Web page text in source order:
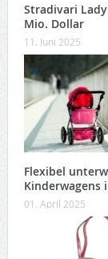
Stradivari
Mio. Dollar
11. Juni 2025
Flexibel
Kinderwagens
01. April 2025